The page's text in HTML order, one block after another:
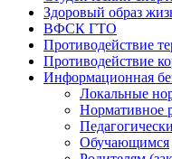
Здоровый образ
ВФСК ГТО
Противодействие
Противодействие
Информационная
Локальные
Нормативное
Обучающимся